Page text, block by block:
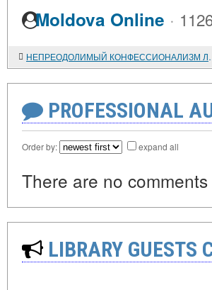
Moldova Online ·
PROFESSIONAL
Order by: expand all
There are no
LIBRARY GUESTS